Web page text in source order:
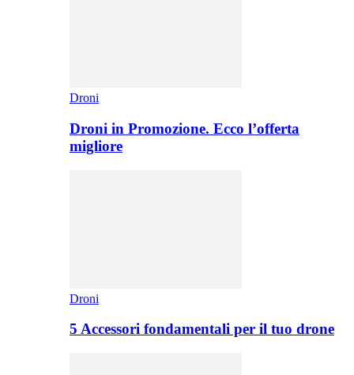
Droni
Droni in Promozione. Ecco l’offerta
migliore
Droni
5 Accessori fondamentali per il tuo drone